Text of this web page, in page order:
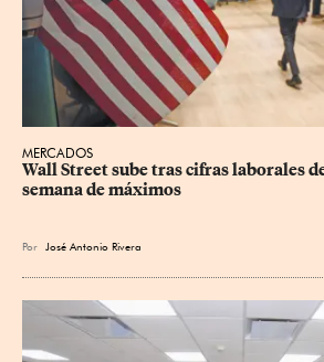
MERCADOS
Wall Street sube tras cifras laborales
semana de máximos
Por José Antonio Rivera